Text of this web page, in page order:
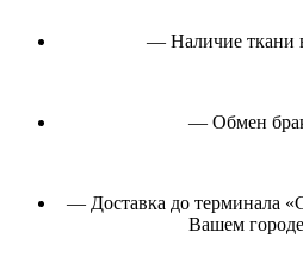
— Наличие ткани
— Обмен
— Доставка до терминала
Вашем